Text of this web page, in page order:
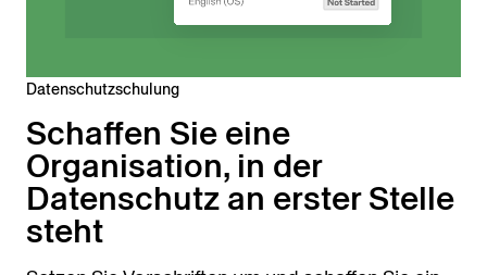
Datenschutzschulung
Schaffen Sie eine
Organisation, in der
Datenschutz an erster Stelle
steht